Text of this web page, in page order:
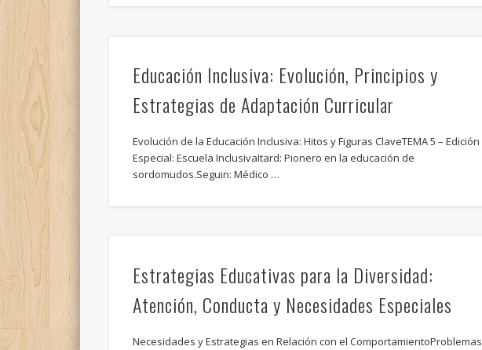
Educación Inclusiva: Evolución, Principios y
Estrategias de Adaptación Curricular
Evolución de la Educación Inclusiva: Hitos y Figuras ClaveTEMA 5 – Edición
Especial: Escuela InclusivaItard: Pionero en la educación de
sordomudos.Seguin: Médico …
Estrategias Educativas para la Diversidad:
Atención, Conducta y Necesidades Especiales
Necesidades y Estrategias en Relación con el ComportamientoProblemas